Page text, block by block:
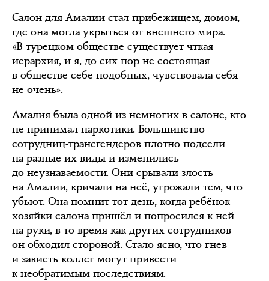
Салон для Амалии стал прибежищем, домом,
где она могла укрыться от внешнего мира.
«В турецком обществе существует чткая
иерархия, и я, до сих пор не состоящая
в обществе себе подобных, чувствовала себя
не очень».
Амалия была одной из немногих в салоне, кто
не принимал наркотики. Большинство
сотрудниц-трансгендеров плотно подсели
на разные их виды и изменились
до неузнаваемости. Они срывали злость
на Амалии, кричали на неё, угрожали тем, что
убьют. Она помнит тот день, когда ребёнок
хозяйки салона пришёл и попросился к ней
на руки, в то время как других сотрудников
он обходил стороной. Стало ясно, что гнев
и зависть коллег могут привести
к необратимым последствиям.